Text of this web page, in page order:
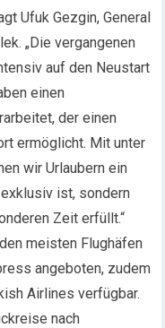
Ufuk Gezgin, General
„Die vergangenen
auf den Neustart
einen
der einen
ermöglicht. Mit unter
wir Urlaubern ein
ist, sondern
Zeit erfüllt.“
meisten Flughäfen
angeboten, zudem
Airlines verfügbar.
nach